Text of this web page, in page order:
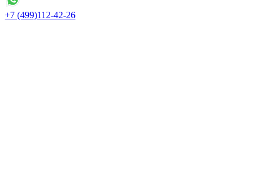
+7 (499)112-42-26